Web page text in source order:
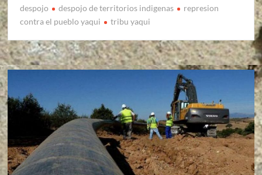
despojo despojo de territorios indigenas
represion
contra el pueblo yaqui
tribu yaqui